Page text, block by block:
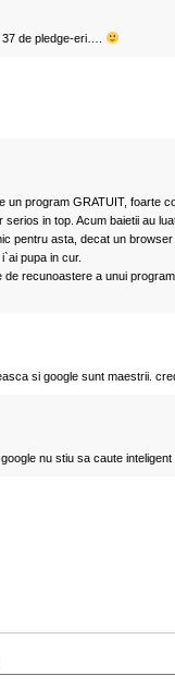
de pledge-eri….
un program GRATUIT, foarte
in top. Acum baietii au
pentru asta, decat un
pupa in cur.
de recunoastere a unui
si google sunt maestrii.
nu stiu sa caute inteligent